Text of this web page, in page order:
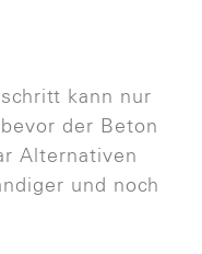
kann nur
der Beton
Alternativen
und noch